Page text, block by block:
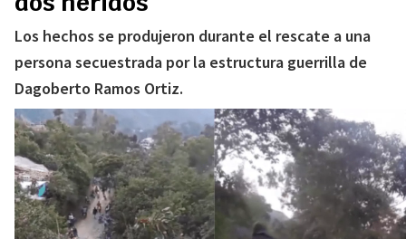
Los hechos se produjeron durante el rescate a una
persona secuestrada por la estructura guerrilla de
Dagoberto Ramos Ortiz.